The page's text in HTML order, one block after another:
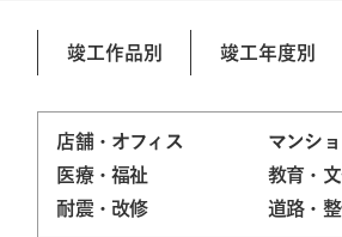
竣工作品別 竣工年度別
店舗・オフィス
マンシ
医療・福祉
教育・
耐震・改修
道路・